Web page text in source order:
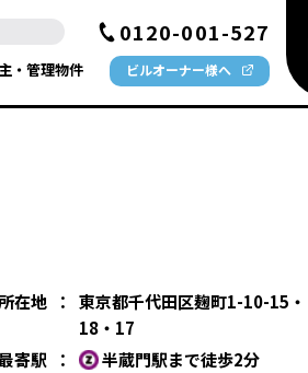
0120-001-527
・管理物件 ビルオーナー様へ
在地 ：
東京都千代田区麹町1-10-15・
18・17
寄駅
：
半蔵門駅まで徒歩2分